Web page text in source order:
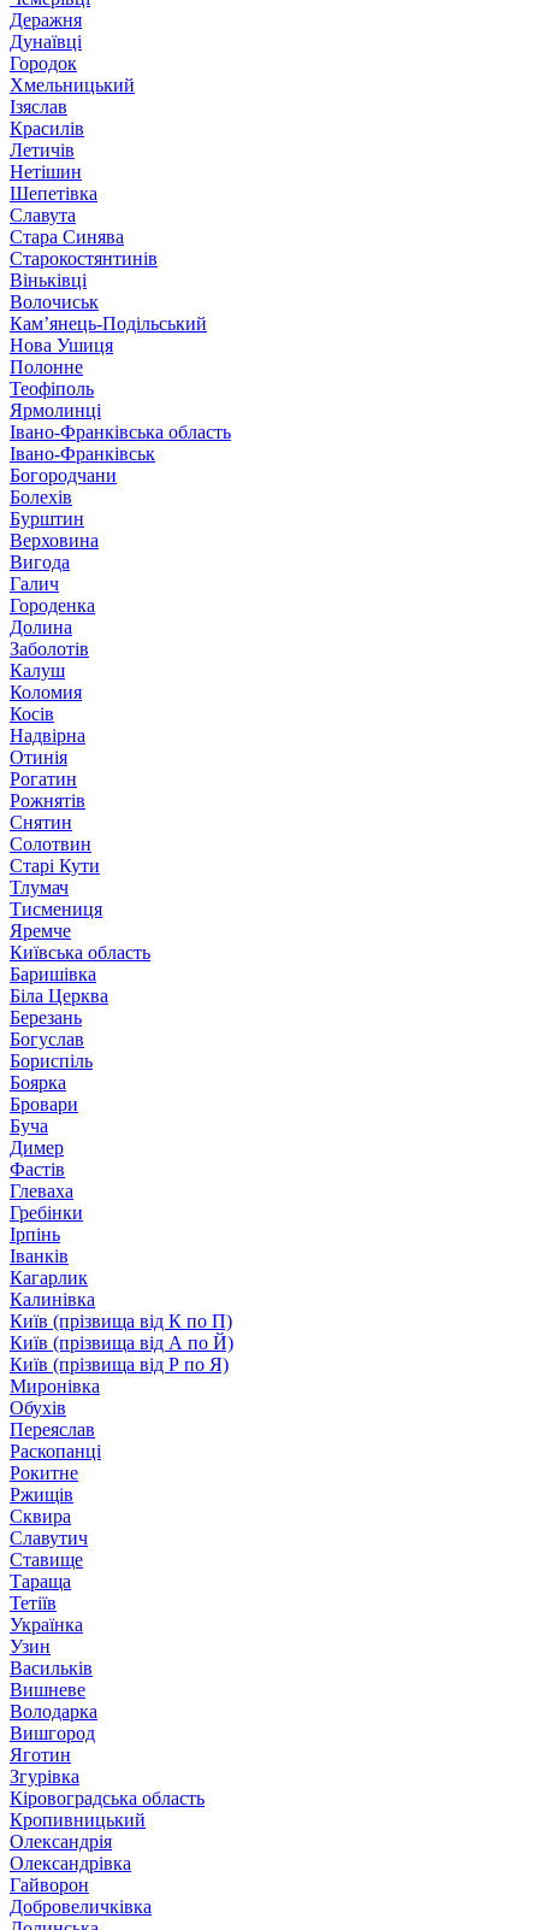
Деражня
Дунаївці
Городок
Хмельницький
Ізяслав
Красилів
Летичів
Нетішин
Шепетівка
Славута
Стара Синява
Старокостянтинів
Віньківці
Волочиськ
Кам’янець-Подільський
Нова Ушиця
Полонне
Теофіполь
Ярмолинці
Івано-Франківська область
Івано-Франківськ
Богородчани
Болехів
Бурштин
Верховина
Вигода
Галич
Городенка
Долина
Заболотів
Калуш
Коломия
Косів
Надвірна
Отинія
Рогатин
Рожнятів
Снятин
Солотвин
Старі Кути
Тлумач
Тисмениця
Яремче
Київська область
Баришівка
Біла Церква
Березань
Богуслав
Бориспіль
Боярка
Бровари
Буча
Димер
Фастів
Глеваха
Гребінки
Ірпінь
Іванків
Кагарлик
Калинівка
Київ (прізвища від К по П)
Київ (прізвища від А по Й)
Київ (прізвища від Р по Я)
Миронівка
Обухів
Переяслав
Раскопанці
Рокитне
Ржищів
Сквира
Славутич
Ставище
Тараща
Тетіїв
Українка
Узин
Васильків
Вишневе
Володарка
Вишгород
Яготин
Згурівка
Кіровоградська область
Кропивницький
Олександрія
Олександрівка
Гайворон
Добровеличківка